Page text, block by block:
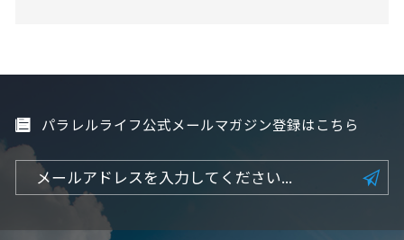
パラレルライフ公式メールマガジン登録はこちら